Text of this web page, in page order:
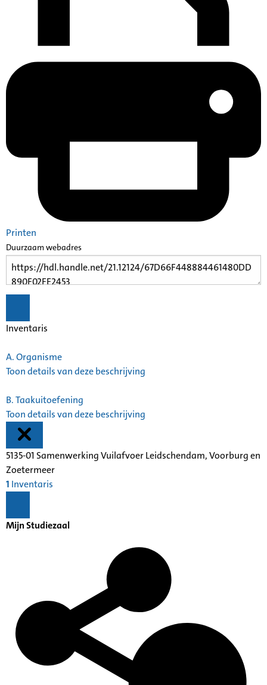
Printen
Duurzaam webadres
Inventaris
A.Organisme
Toon details van deze beschrijving
B.Taakuitoefening
Toon details van deze beschrijving
5135-01 Samenwerking Vuilafvoer Leidschendam, Voorburg en
Zoetermeer
1 Inventaris
Mijn Studiezaal